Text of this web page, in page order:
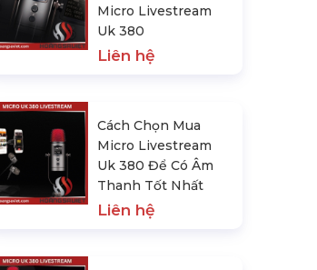
Micro Livestream
Uk 380
Liên hệ
Cách Chọn Mua
Micro Livestream
Uk 380 Để Có Âm
Thanh Tốt Nhất
Liên hệ